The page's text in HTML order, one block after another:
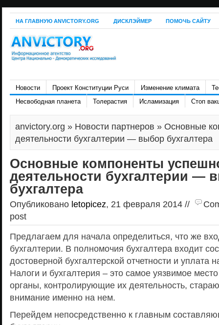
НА ГЛАВНУЮ ANVICTORY.ORG ДИСКЛЭЙМЕР ПОМОЧЬ САЙТУ
Новости Проект Конституции Руси Изменение климата
Несвободная планета
Толерастия Исламизация Стоп
anvictory.org » Новости партнеров » Основные
деятельности бухгалтерии — выбор бухгалтера
Основные компоненты
деятельности бухгалтерии —
бухгалтера
Опубликовано letopicez, 21 февраля 2014 //
post
Предлагаем для начала определиться, что же
бухгалтерии. В полномочия бухгалтера входит
достоверной бухгалтерской отчетности и уплата
Налоги и бухгалтерия – это самое уязвимое
органы, контролирующие их деятельность,
внимание именно на нем.
Перейдем непосредственно к главным